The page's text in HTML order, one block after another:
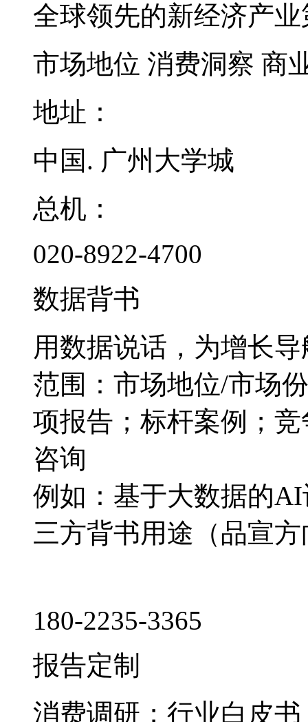
全球领先的新经济产
市场地位 消费洞察 商
地址：
中国. 广州大学城
总机：
020-8922-4700
数据背书
用数据说话，为增长导
范围：市场地位/市场
项报告；标杆案例；
咨询
例如：基于大数据的
三方背书用途（品宣
180-2235-3365
报告定制
消费调研；行业白皮